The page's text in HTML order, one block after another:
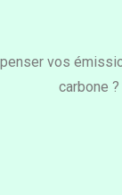
vos
carbone